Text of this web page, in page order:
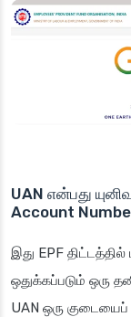
UAN என்பது
Account
இது EPF
ஒதுக்கப்படும் ஒரு
UAN ஒரு